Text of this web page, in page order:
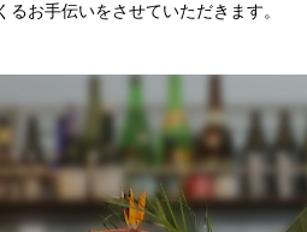
お手伝いをさせていただきます。